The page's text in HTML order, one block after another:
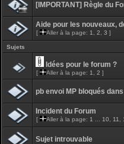
[IMPORTANT] Règle du
Aide pour les nouveaux,
[ Aller à la page: 1 2 3 ]
Sujets
Idées pour le forum ?
[ Aller à la page: 1 2 ]
pb envoi MP bloqués
Incident du Forum
[ Aller à la page: 1 10 11
Sujet introuvable